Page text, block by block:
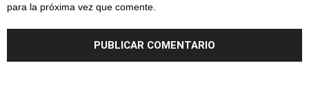
para la próxima vez que comente.